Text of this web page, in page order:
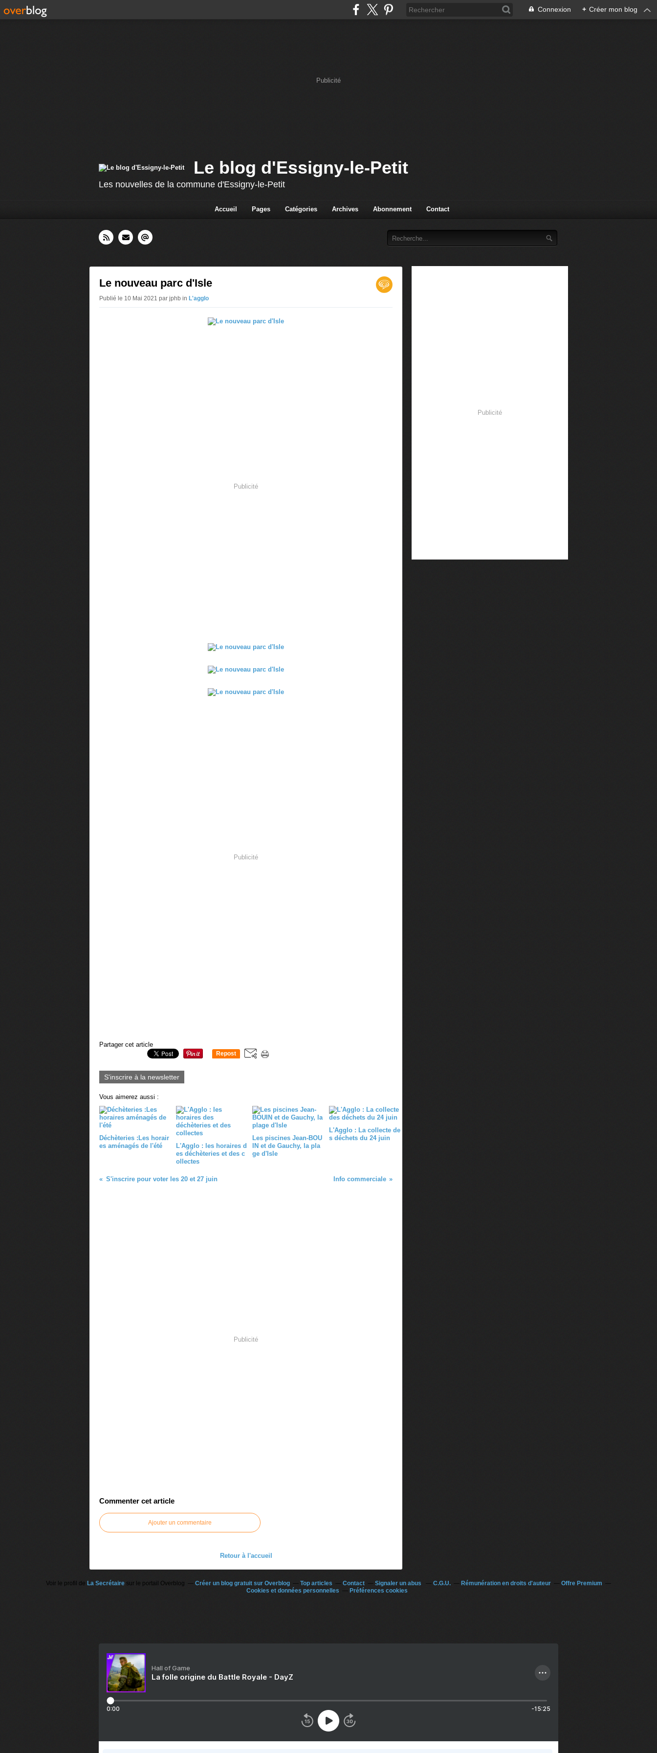
Connexion + Créer mon blog
Publicité
Le blog d'Essigny-le-Petit
Les nouvelles de la commune d'Essigny-le-Petit
Accueil Pages Catégories Archives Abonnement Contact
Le nouveau parc d'Isle
Publié le 10 Mai 2021 par jphb in L'agglo
Publicité
Publicité
Partager cet article
Repost
S'inscrire à la newsletter
Vous aimerez aussi :
Déchèteries :Les horair
es aménagés de l'été
L'Agglo : les horaires d
es déchèteries et des c
ollectes
Les piscines Jean-BOU
IN et de Gauchy, la pla
ge d'Isle
L'Agglo : La collecte de
s déchets du 24 juin
S'inscrire pour voter les 20 et 27 juin Info commerciale
Publicité
Commenter cet article
Ajouter un commentaire
Retour à l'accueil
Publicité
Voir le profil de La Secrétaire sur le portail Overblog Créer un blog gratuit sur Overblog Top articles Contact Signaler un abus C.G.U. Rémunération en droits d'auteur
Offre Premium
Cookies et données personnelles
Préférences cookies
Hall of Game
La folle origine du Battle Royale - DayZ
0:00 -15:25